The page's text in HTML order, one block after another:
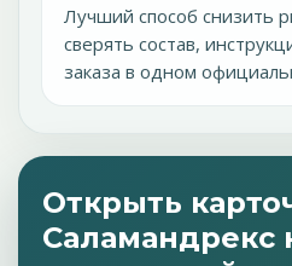
Лучший способ снизить
сверять состав,
заказа в одном
Открыть
Саламандрекс